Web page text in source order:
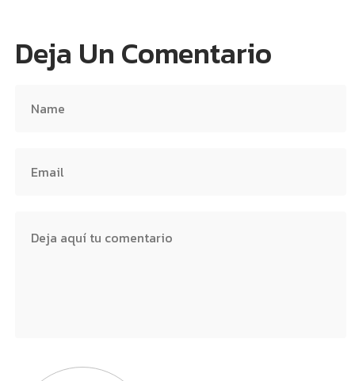
Deja Un Comentario